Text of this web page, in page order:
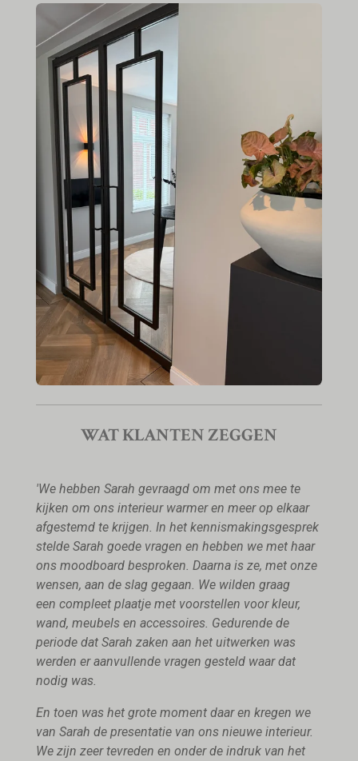
WAT KLANTEN ZEGGEN
'We hebben Sarah gevraagd om met ons mee te
kijken om ons interieur warmer en meer op elkaar
afgestemd te krijgen. In het kennismakingsgesprek
stelde Sarah goede vragen en hebben we met haar
ons moodboard besproken. Daarna is ze, met onze
wensen, aan de slag gegaan. We wilden graag
een compleet plaatje met voorstellen voor kleur,
wand, meubels en accessoires. Gedurende de
periode dat Sarah zaken aan het uitwerken was
werden er aanvullende vragen gesteld waar dat
nodig was.
En toen was het grote moment daar en kregen we
van Sarah de presentatie van ons nieuwe interieur.
We zijn zeer tevreden en onder de indruk van het